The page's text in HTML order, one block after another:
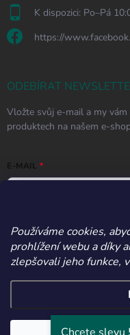
Používáme cookies,
prohlížení webu a díky
zlepšovali jeho funkce,
K dispozici: Po–Pá
https://
ODEBÍRAT
Vložte svůj e-mail a my
produktech na našem e-
E-MAIL
Vložením e-mailu
Přihlásit se
Copyright 2026